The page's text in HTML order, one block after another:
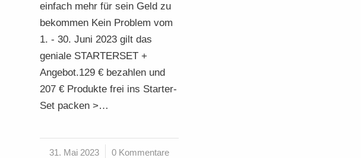
einfach mehr für sein Geld zu
bekommen Kein Problem vom
1. - 30. Juni 2023 gilt das
geniale STARTERSET +
Angebot.129 € bezahlen und
207 € Produkte frei ins Starter-
Set packen >…
31. Mai 2023
/ 0 Kommentare